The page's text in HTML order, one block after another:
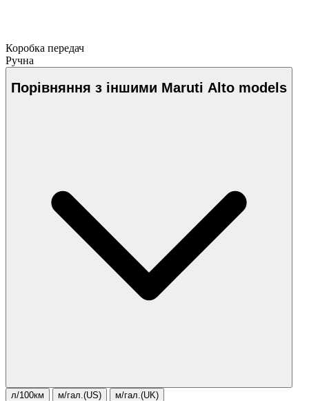
Коробка передач
Ручна
Порівняння з іншими Maruti Alto models
л/100км м/гал.(US) м/гал.(UK)